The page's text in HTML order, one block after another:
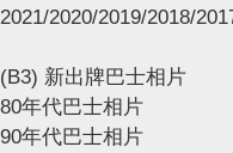
2021/2020/2019/2018/
(B3) 新出牌巴士相片
80年代巴士相片
90年代巴士相片